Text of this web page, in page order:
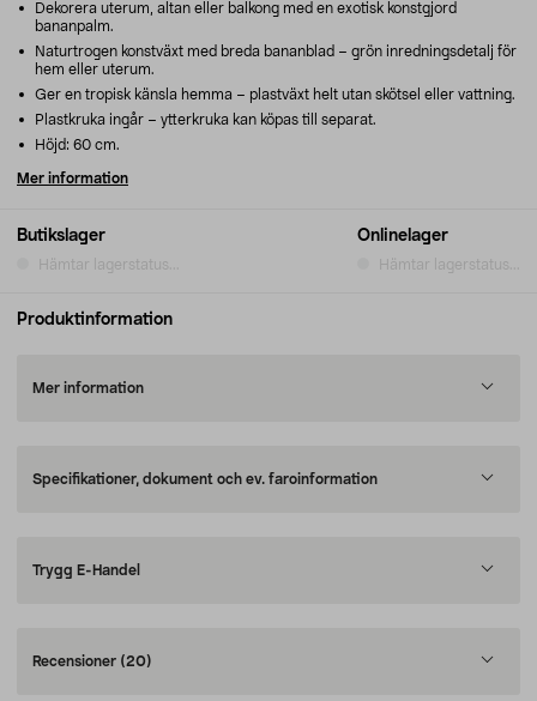
Butikslager
Hämtar lagerstatus...
Onlinelager
Hämtar lagerstatus...
Dekorera uterum, altan eller balkong med en exotisk konstgjord
bananpalm.
Naturtrogen konstväxt med breda bananblad – grön inredningsdetalj för
hem eller uterum.
Ger en tropisk känsla hemma – plastväxt helt utan skötsel eller vattning.
Plastkruka ingår – ytterkruka kan köpas till separat.
Höjd: 60 cm.
Mer information
Produktinformation
Mer information
Specifikationer, dokument och ev. faroinformation
Trygg E-Handel
Recensioner (20)